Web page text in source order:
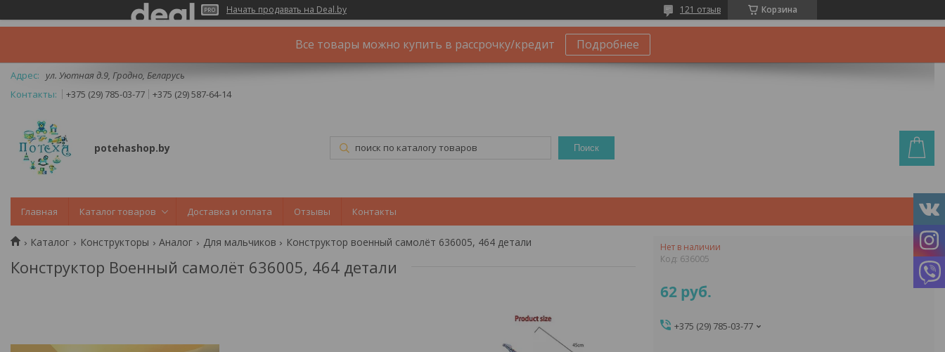
Начать продавать на Deal.by Корзина
121 отзыв
Все товары можно купить в рассрочку/кредит Подробнее
ул. Уютная д.9, Гродно, Беларусь
+375 (29) 785-03-77
+375 (29) 587-64-14
potehashop.by Поиск
Главная Каталог товаров Доставка и оплата Отзывы Контакты
Каталог Конструкторы Аналог Для мальчиков Конструктор военный самолёт 636005, 464 детали
Конструктор Военный самолёт 636005, 464 детали
Нет в наличии
Код: 636005
62 руб.
+375 (29) 785-03-77